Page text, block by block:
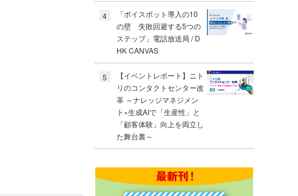
4
「ボイスボット導入の10
の壁 失敗回避する5つの
ステップ」電話放送局 / D
HK CANVAS
5
【イベントレポート】ニト
リのコンタクトセンター改
革 ～ナレッジマネジメン
ト×生成AIで「生産性」と
「顧客体験」向上を両立し
た舞台裏～